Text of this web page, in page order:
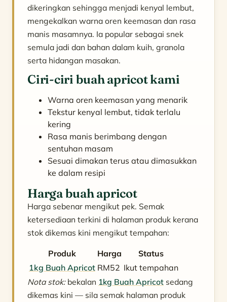
dikeringkan sehingga menjadi kenyal lembut,
mengekalkan warna oren keemasan dan rasa
manis masamnya. Ia popular sebagai snek
semula jadi dan bahan dalam kuih, granola
serta hidangan masakan.
Ciri-ciri buah apricot kami
Warna oren keemasan yang menarik
Tekstur kenyal lembut, tidak terlalu
kering
Rasa manis berimbang dengan
sentuhan masam
Sesuai dimakan terus atau dimasukkan
ke dalam resipi
Harga buah apricot
Harga sebenar mengikut pek. Semak
ketersediaan terkini di halaman produk kerana
stok dikemas kini mengikut tempahan:
Produk Harga
Status
1kg Buah Apricot RM52 Ikut tempahan
Nota stok:bekalan 1kg Buah Apricot sedang
dikemas kini — sila semak halaman produk